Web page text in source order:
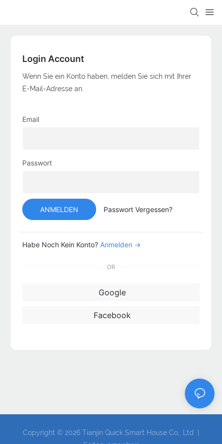
Login Account
Wenn Sie ein Konto haben, melden Sie sich mit Ihrer
E-Mail-Adresse an.
Email
Passwort
ANMELDEN Passwort Vergessen?
Habe Noch Kein Konto? Anmelden →
OR
Google
Facebook
Copyright © 2026 Tianjin Quick Smart House Co., Ltd |